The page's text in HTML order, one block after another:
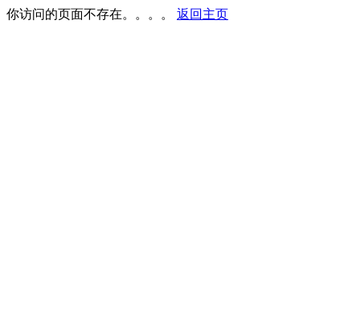
你访问的页面不存在。。。。 返回主页